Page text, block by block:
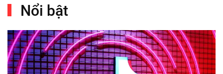
Nổi bật